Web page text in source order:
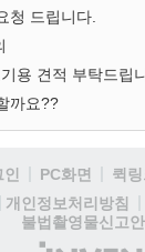
청 드립니다.
용 견적 부탁드립
까요??
인 PC화면 퀵
개인정보처리방침
불법촬영물신고안